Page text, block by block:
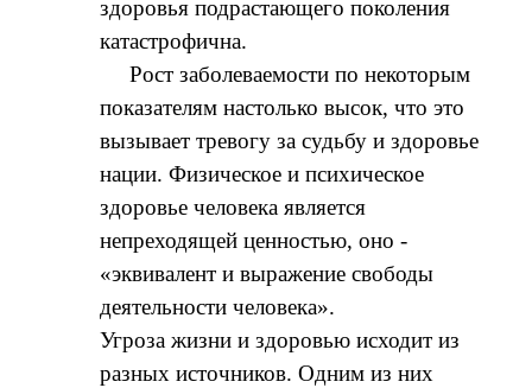
здоровья подрастающего поколения
катастрофична.
Рост заболеваемости по некоторым
показателям настолько высок, что это
вызывает тревогу за судьбу и здоровье
нации. Физическое и психическое
здоровье человека является
непреходящей ценностью, оно -
«эквивалент и выражение свободы
деятельности человека».
Угроза жизни и здоровью исходит из
разных источников. Одним из них